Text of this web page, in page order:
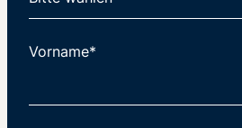
Vorname*